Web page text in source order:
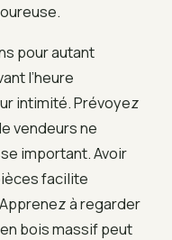
pour autant
l’heure
intimité. Prévoyez
vendeurs ne
important. Avoir
facilite
à regarder
bois massif peut